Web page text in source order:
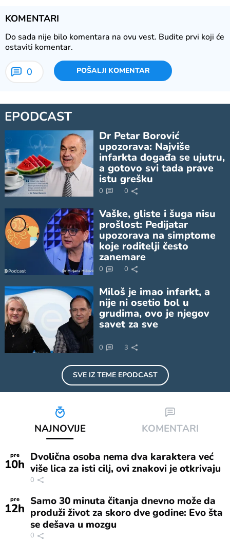
KOMENTARI
Do sada nije bilo komentara na ovu vest. Budite prvi koji će
ostaviti komentar.
0 POŠALJI KOMENTAR
EPODCAST
Dr Petar Borović
upozorava: Najviše
infarkta događa se ujutru,
a gotovo svi tada prave
istu grešku
0 0
Vaške, gliste i šuga nisu
prošlost: Pedijatar
upozorava na simptome
koje roditelji često
zanemare
0 0
Miloš je imao infarkt, a
nije ni osetio bol u
grudima, ovo je njegov
savet za sve
0 3
SVE IZ TEME EPODCAST
NAJNOVIJE KOMENTARI
pre
10h Dvolična osoba nema dva karaktera već
više lica za isti cilj, ovi znakovi je otkrivaju
0
pre
12h Samo 30 minuta čitanja dnevno može da
produži život za skoro dve godine: Evo šta
se dešava u mozgu
0